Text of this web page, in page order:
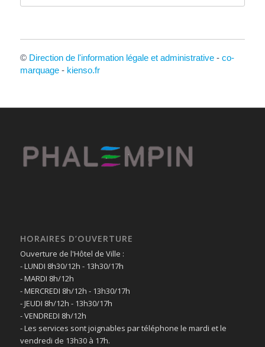
© Direction de l'information légale et administrative- co-
marquage- kienso.fr
HORAIRES D’OUVERTURE
Ouverture de l'Hôtel de Ville :
- LUNDI 8h30/12h - 13h30/17h
- MARDI 8h/12h
- MERCREDI 8h/12h - 13h30/17h
- JEUDI 8h/12h - 13h30/17h
- VENDREDI 8h/12h
- Les services sont joignables par téléphone le mardi et le
vendredi de 13h30 à 17h.